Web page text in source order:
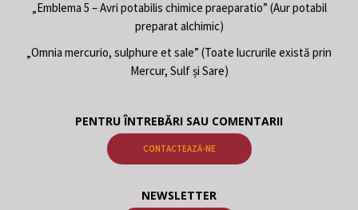
„Emblema 5 – Avri potabilis chimice praeparatio” (Aur potabil
preparat alchimic)
„Omnia mercurio, sulphure et sale” (Toate lucrurile există prin
Mercur, Sulf și Sare)
PENTRU ÎNTREBĂRI SAU COMENTARII
CONTACTEAZĂ-NE
NEWSLETTER